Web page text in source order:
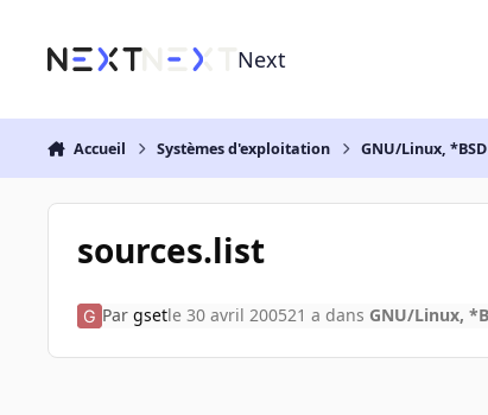
Next
Accueil Systèmes d'exploitation GNU/Linux,
sources.list
Par gsetle 30 avril 200521 a dans GNU/Linux,